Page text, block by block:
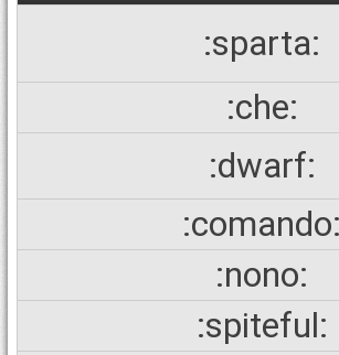
:sparta:
:che:
:dwarf:
:comando:
:nono:
:spiteful: